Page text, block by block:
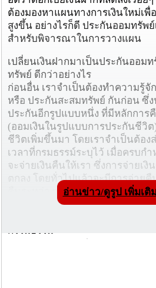
ต้องมองหาแผนทางการเงินใหม่เ
สูงขึ้น อย่างไรก็ดี ประกันออมทรัพ
สำหรับพิจารณาในการวางแผน
เปลี่ยนเงินฝากมาเป็นประกันออม
ทรัพย์ ดีกว่าอย่างไร
ก่อนอื่น เราจำเป็นต้องทำความรู้จั
หรือ ประกันสะสมทรัพย์ กันก่อน ซึ่
ประกันอีกรูปแบบหนึ่ง ที่มีหลักการ
(ออมเงินในรูปแบบการประกันชีวิ
ชีวิตเพิ่มขึ้นมา โดยเราจำเป็นต้อง
เวลาที่กรมธรรม์ระบุไว้ เมื่อครบก
จะจ่ายเงินคืนให้เรา ซึ่งการจ่ายเ
ตกลง โดยทั่วไปแล้วจะมีการจ่ายคื
คืนระหว่างทางตลอดสัญญา และใ
ระหว่างที่ส่งกรมธรรม์ ผู้ที่ได้รับผล
กรรมธรรม์
อ่านข่าว/ดูรูป เพิ่มเติ